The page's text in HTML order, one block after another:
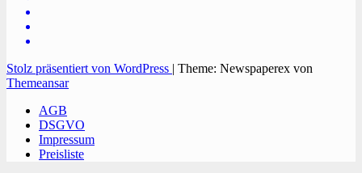
Stolz präsentiert von WordPress | Theme: Newspaperex von
Themeansar
AGB
DSGVO
Impressum
Preisliste